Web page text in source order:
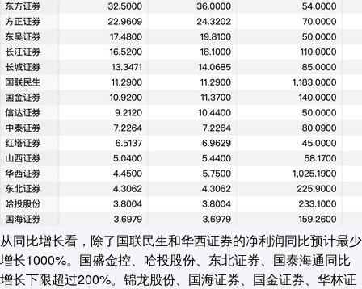
从同比增长看，除了国联民生和华西证券的净利润同比预计最少
增长1000%。国盛金控、哈投股份、东北证券、国泰海通同比
增长下限超过200%。锦龙股份、国海证券、国金证券、华林证